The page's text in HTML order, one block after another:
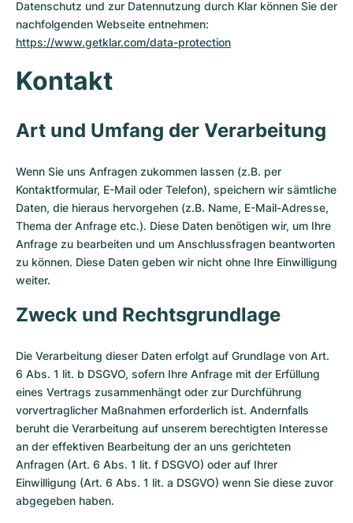
Datenschutz und zur Datennutzung durch Klar können Sie der
nachfolgenden Webseite entnehmen:
https://www.getklar.com/data-protection
Kontakt
Art und Umfang der Verarbeitung
Wenn Sie uns Anfragen zukommen lassen (z.B. per
Kontaktformular, E-Mail oder Telefon), speichern wir sämtliche
Daten, die hieraus hervorgehen (z.B. Name, E-Mail-Adresse,
Thema der Anfrage etc.). Diese Daten benötigen wir, um Ihre
Anfrage zu bearbeiten und um Anschlussfragen beantworten
zu können. Diese Daten geben wir nicht ohne Ihre Einwilligung
weiter.
Zweck und Rechtsgrundlage
Die Verarbeitung dieser Daten erfolgt auf Grundlage von Art.
6 Abs. 1 lit. b DSGVO, sofern Ihre Anfrage mit der Erfüllung
eines Vertrags zusammenhängt oder zur Durchführung
vorvertraglicher Maßnahmen erforderlich ist. Andernfalls
beruht die Verarbeitung auf unserem berechtigten Interesse
an der effektiven Bearbeitung der an uns gerichteten
Anfragen (Art. 6 Abs. 1 lit. f DSGVO) oder auf Ihrer
Einwilligung (Art. 6 Abs. 1 lit. a DSGVO) wenn Sie diese zuvor
abgegeben haben.